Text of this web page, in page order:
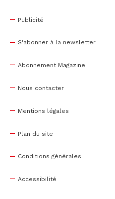
Publicité
S'abonner à la newsletter
Abonnement Magazine
Nous contacter
Mentions légales
Plan du site
Conditions générales
Accessibilité